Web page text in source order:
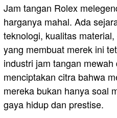
Jam tangan Rolex
harganya mahal. Ada
teknologi, kualitas
yang membuat merek ini
industri jam tangan
menciptakan citra bahwa
mereka bukan hanya soal
gaya hidup dan prestise.